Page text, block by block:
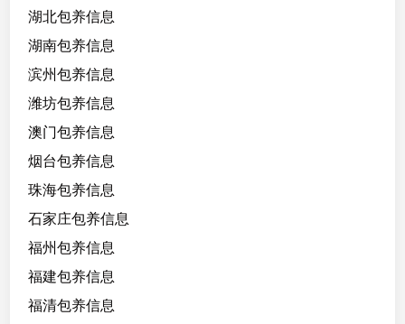
湖北包养信息
湖南包养信息
滨州包养信息
潍坊包养信息
澳门包养信息
烟台包养信息
珠海包养信息
石家庄包养信息
福州包养信息
福建包养信息
福清包养信息